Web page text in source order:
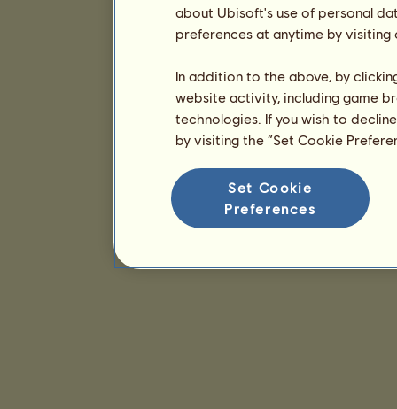
about Ubisoft's use of personal
preferences at anytime by
In addition to the above, by
website activity, including game
technologies. If you wish to
by visiting the “Set Cookie
Set Cookie
Preferences